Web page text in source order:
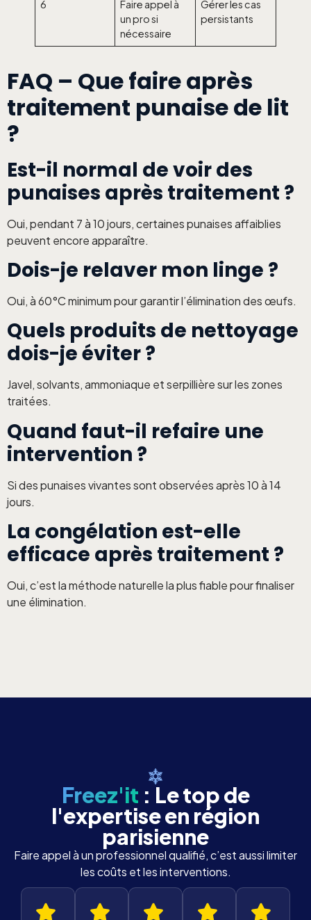
6
Faire appel à
un pro si
nécessaire
Gérer les cas
persistants
FAQ – Que faire après
traitement punaise de lit
?
Est-il normal de voir des
punaises après traitement ?
Oui, pendant 7 à 10 jours, certaines punaises affaiblies
peuvent encore apparaître.
Dois-je relaver mon linge ?
Oui, à 60°C minimum pour garantir l’élimination des œufs.
Quels produits de nettoyage
dois-je éviter ?
Javel, solvants, ammoniaque et serpillière sur les zones
traitées.
Quand faut-il refaire une
intervention ?
Si des punaises vivantes sont observées après 10 à 14
jours.
La congélation est-elle
efficace après traitement ?
Oui, c’est la méthode naturelle la plus fiable pour finaliser
une élimination.
Freez'it : Le top de
l'expertise en région
parisienne
Faire appel à un professionnel qualifié, c’est aussi limiter
les coûts et les interventions.